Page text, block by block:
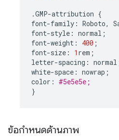
.GMP-attribution {
font-family : Roboto,
font-style : normal ;
font-weight : 400 ;
font-size : 1 rem ;
letter-spacing : normal
white-space : nowrap ;
color : #5e5e5e;
}
ข้อกำหนดด้านภาพ